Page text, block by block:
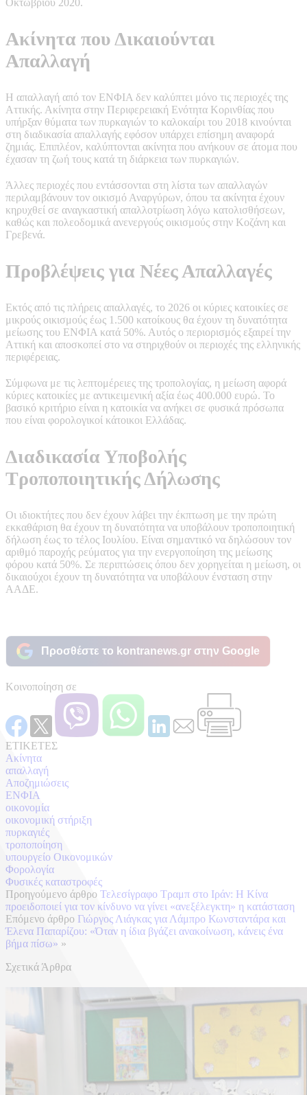
Ακίνητα που Δικαιούνται
Απαλλαγή
Η απαλλαγή από τον ΕΝΦΙΑ δεν καλύπτει μόνο τις περιοχές της
Αττικής. Ακίνητα στην Περιφερειακή Ενότητα Κορινθίας που
υπήρξαν θύματα των πυρκαγιών το καλοκαίρι του 2018 κινούνται
στη διαδικασία απαλλαγής εφόσον υπάρχει επίσημη αναφορά
ζημιάς. Επιπλέον, καλύπτονται ακίνητα που ανήκουν σε άτομα που
έχασαν τη ζωή τους κατά τη διάρκεια των πυρκαγιών.
Άλλες περιοχές που εντάσσονται στη λίστα των απαλλαγών
περιλαμβάνουν τον οικισμό Αναργύρων, όπου τα ακίνητα έχουν
κηρυχθεί σε αναγκαστική απαλλοτρίωση λόγω κατολισθήσεων,
καθώς και πολεοδομικά ανενεργούς οικισμούς στην Κοζάνη και
Γρεβενά.
Προβλέψεις για Νέες Απαλλαγές
Εκτός από τις πλήρεις απαλλαγές, το 2026 οι κύριες κατοικίες σε
μικρούς οικισμούς έως 1.500 κατοίκους θα έχουν τη δυνατότητα
μείωσης του ΕΝΦΙΑ κατά 50%. Αυτός ο περιορισμός εξαιρεί την
Αττική και αποσκοπεί στο να στηριχθούν οι περιοχές της ελληνικής
περιφέρειας.
Σύμφωνα με τις λεπτομέρειες της τροπολογίας, η μείωση αφορά
κύριες κατοικίες με αντικειμενική αξία έως 400.000 ευρώ. Το
βασικό κριτήριο είναι η κατοικία να ανήκει σε φυσικά πρόσωπα
που είναι φορολογικοί κάτοικοι Ελλάδας.
Διαδικασία Υποβολής
Τροποποιητικής Δήλωσης
Οι ιδιοκτήτες που δεν έχουν λάβει την έκπτωση με την πρώτη
εκκαθάριση θα έχουν τη δυνατότητα να υποβάλουν τροποποιητική
δήλωση έως το τέλος Ιουλίου. Είναι σημαντικό να δηλώσουν τον
αριθμό παροχής ρεύματος για την ενεργοποίηση της μείωσης
φόρου κατά 50%. Σε περιπτώσεις όπου δεν χορηγείται η μείωση, οι
δικαιούχοι έχουν τη δυνατότητα να υποβάλουν ένσταση στην
ΑΑΔΕ.
Προσθέστε το kontranews.gr στην Google
Κοινοποίηση σε
ΕΤΙΚΕΤΕΣ
Ακίνητα
απαλλαγή
Αποζημιώσεις
ΕΝΦΙΑ
οικονομία
οικονομική στήριξη
πυρκαγιές
τροποποίηση
υπουργείο Οικονομικών
Φορολογία
Φυσικές καταστροφές
Προηγούμενο άρθρο Τελεσίγραφο Τραμπ στο Ιράν: Η Κίνα
προειδοποιεί για τον κίνδυνο να γίνει «ανεξέλεγκτη» η κατάσταση
Επόμενο άρθρο Γιώργος Λιάγκας για Λάμπρο Κωνσταντάρα και
Έλενα Παπαρίζου: «Όταν η ίδια βγάζει ανακοίνωση, κάνεις ένα
βήμα πίσω» »
Σχετικά Άρθρα